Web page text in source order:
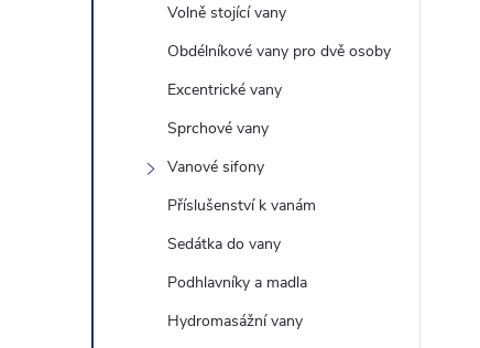
Volně stojící vany
Obdélníkové vany pro dvě osoby
Excentrické vany
Sprchové vany
Vanové sifony
Příslušenství k vanám
Sedátka do vany
Podhlavníky a madla
Hydromasážní vany